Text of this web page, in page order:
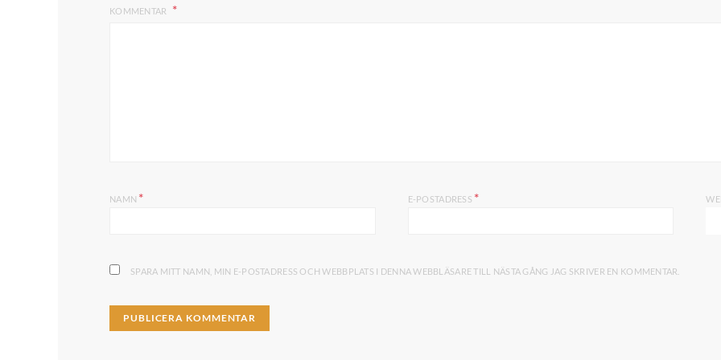
KOMMENTAR
NAMN * E-POSTADRESS *
SPARA MITT NAMN, MIN E-POSTADRESS OCH WEBBPLATS I DENNA WEBBLÄSARE TILL NÄSTA GÅNG JAG SKRIVER EN KOMMENTAR.